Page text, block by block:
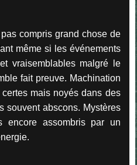
compris grand chose de
même si les événements
vraisemblables malgré le
fait preuve. Machination
mais noyés dans des
souvent abscons. Mystères
encore assombris par un